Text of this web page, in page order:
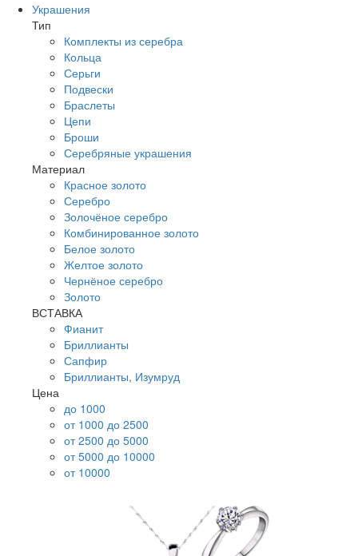
Украшения
Тип
Комплекты из серебра
Кольца
Серьги
Подвески
Браслеты
Цепи
Броши
Серебряные украшения
Материал
Красное золото
Серебро
Золочёное серебро
Комбинированное золото
Белое золото
Желтое золото
Чернёное серебро
Золото
ВСТАВКА
Фианит
Бриллианты
Сапфир
Бриллианты, Изумруд
Цена
до 1000
от 1000 до 2500
от 2500 до 5000
от 5000 до 10000
от 10000